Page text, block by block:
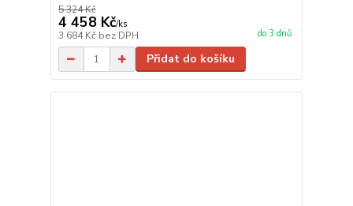
5 324 Kč
4 458 Kč/ks
3 684 Kč bez DPH do 3 dnů
Přidat do košíku